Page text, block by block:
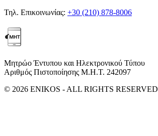
Τηλ. Επικοινωνίας: +30 (210) 878-8006
Μητρώο Έντυπου και Ηλεκτρονικού Τύπου
Αριθμός Πιστοποίησης Μ.Η.Τ. 242097
© 2026 ENIKOS - ALL RIGHTS RESERVED